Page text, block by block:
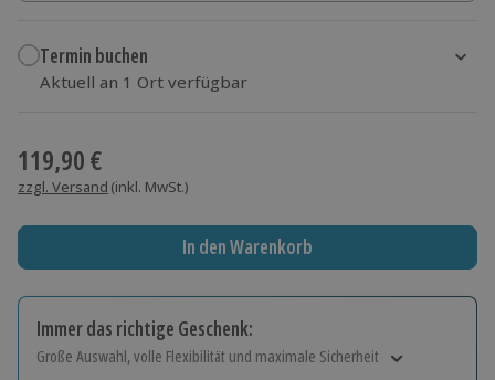
Termin buchen
Aktuell an 1 Ort verfügbar
119,90 €
zzgl. Versand (inkl. MwSt.)
In den Warenkorb
Immer das richtige Geschenk:
Große Auswahl, volle Flexibilität und maximale Sicherheit